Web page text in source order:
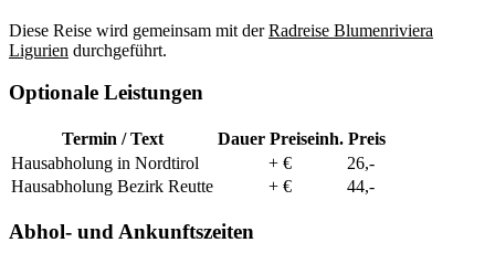
Diese Reise wird gemeinsam mit derRadreise Blumenriviera
Ligurien durchgeführt.
Optionale Leistungen
Termin / Text Dauer Preiseinh. Preis
Hausabholung in Nordtirol
+ €
26,-
Hausabholung Bezirk Reutte
+ € 44,-
Abhol- und Ankunftszeiten